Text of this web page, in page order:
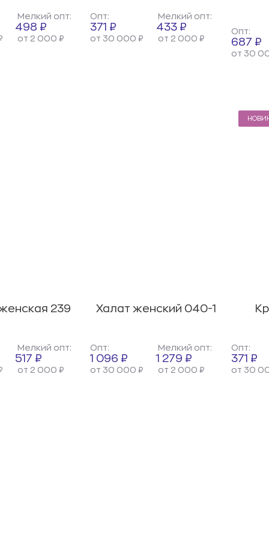
Мелкий опт:
498 ₽
от 2 000 ₽
Опт: Мелкий опт:
371 ₽ 433 ₽
от 30 000 ₽ от 2 000 ₽
Опт:
687 ₽
от 30
239
Мелкий опт:
517 ₽
от 2 000 ₽
Халат женский 040-1
Опт: Мелкий опт:
1 096 ₽ 1 279 ₽
от 30 000 ₽ от 2 000 ₽
Опт:
371 ₽
от 30